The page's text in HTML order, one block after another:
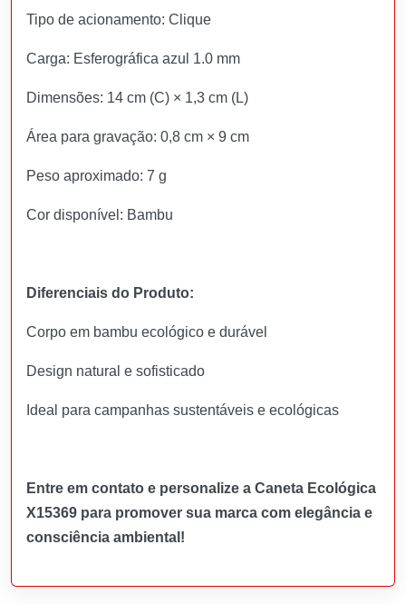
Tipo de acionamento: Clique
Carga: Esferográfica azul 1.0 mm
Dimensões: 14 cm (C) × 1,3 cm (L)
Área para gravação: 0,8 cm × 9 cm
Peso aproximado: 7 g
Cor disponível: Bambu
Diferenciais do Produto:
Corpo em bambu ecológico e durável
Design natural e sofisticado
Ideal para campanhas sustentáveis e ecológicas
Entre em contato e personalize a Caneta Ecológica
X15369 para promover sua marca com elegância e
consciência ambiental!